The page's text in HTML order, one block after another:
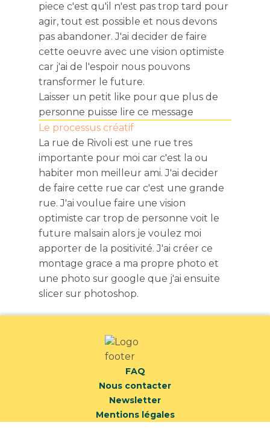
piece c'est qu'il n'est pas trop tard pour
agir, tout est possible et nous devons
pas abandoner. J'ai decider de faire
cette oeuvre avec une vision optimiste
car j'ai de l'espoir nous pouvons
transformer le future.
Laisser un petit like pour que plus de
personne puisse lire ce message
Le processus créatif
La rue de Rivoli est une rue tres
importante pour moi car c'est la ou
habiter mon meilleur ami. J'ai decider
de faire cette rue car c'est une grande
rue. J'ai voulue faire une vision
optimiste car trop de personne voit le
future malsain alors je voulez moi
apporter de la positivité. J'ai créer ce
montage grace a ma propre photo et
une photo sur google que j'ai ensuite
slicer sur photoshop.
FAQ
Nous contacter
Newsletter
Mentions légales